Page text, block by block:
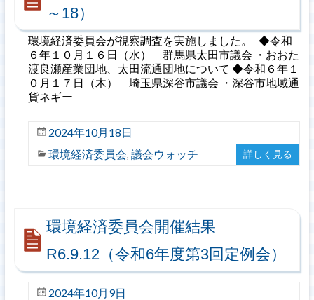
～18）
環境経済委員会が視察調査を実施しました。 ◆令和
６年１０月１６日（水） 群馬県太田市議会 ・おおた
渡良瀬産業団地、太田流通団地について ◆令和６年１
０月１７日（木） 埼玉県深谷市議会 ・深谷市地域通
貨ネギー
2024年10月18日
環境経済委員会, 議会ウォッチ 詳しく見る
環境経済委員会開催結果
R6.9.12（令和6年度第3回定例会）
2024年10月9日